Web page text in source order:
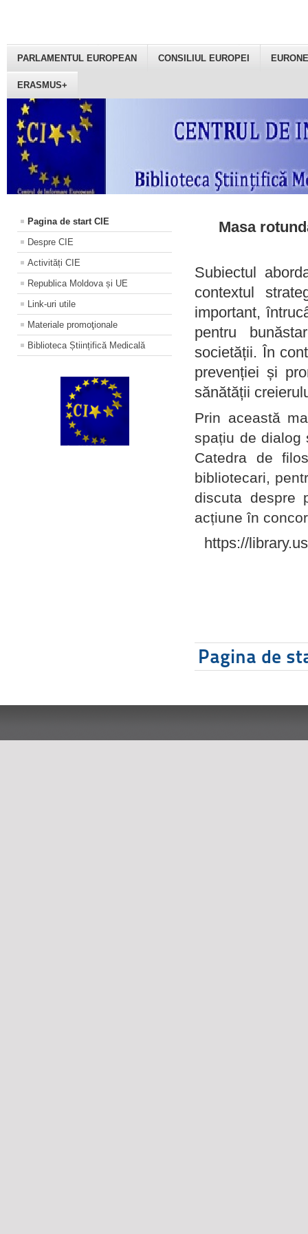
PARLAMENTUL EUROPEAN CONSILIUL EUROPEI
ERASMUS+
Pagina de start CIE
Despre CIE
Activități CIE
Republica Moldova și UE
Link-uri utile
Materiale promoţionale
Biblioteca Științifică Medicală
Masa
Subiectul
contextul
important,
pentru
societății. În
prevenției și
sănătății
Prin această
spațiu de dialog
Catedra de
bibliotecari,
discuta despre
acțiune în
https://
Pagina de